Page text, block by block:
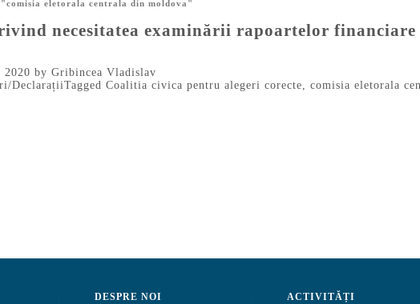
"comisia eletorala centrala din moldova"
necesitatea examinării rapoartelor
by Gribincea Vladislav
DeclarațiiTagged Coalitia civica pentru alegeri corecte, comisia eletorala
DESPRE NOI ACTIVITĂȚI